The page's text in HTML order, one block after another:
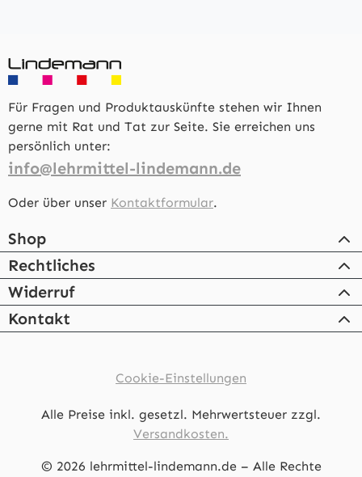
Für Fragen und Produktauskünfte stehen wir Ihnen
gerne mit Rat und Tat zur Seite. Sie erreichen uns
persönlich unter:
info@lehrmittel-lindemann.de
Oder über unser Kontaktformular.
Shop
Rechtliches
Widerruf
Kontakt
Cookie-Einstellungen
Alle Preise inkl. gesetzl. Mehrwertsteuer zzgl.
Versandkosten.
© 2026 lehrmittel-lindemann.de – Alle Rechte